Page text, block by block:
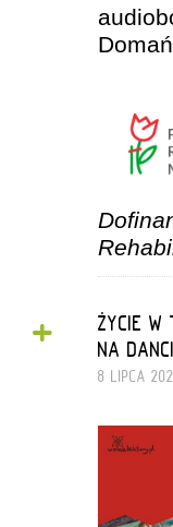
+
ŻYCIE W
NA
8 LIPCA